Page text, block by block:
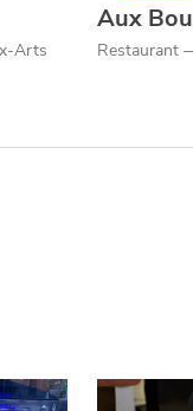
Arts
Aux
Restaurant